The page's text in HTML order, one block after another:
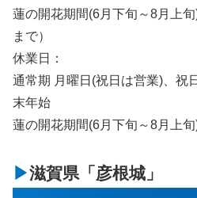
蓮の開花期間(6月下旬～8月上
まで）
休業日：
通常期 月曜日(祝日は営業)、祝
末年始
蓮の開花期間(6月下旬～8月上
滋賀県「彦根城」